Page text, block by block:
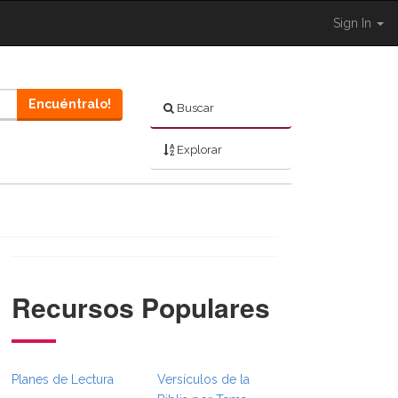
Sign In
Buscar
Explorar
Encuéntralo!
}} }} }}
Recursos Populares
Planes de Lectura
Versículos de la